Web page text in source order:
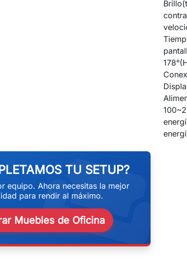
weekend
TU SETUP?
equipo. Ahora necesitas la mejor
para rendir al máximo.
Muebles de Oficina